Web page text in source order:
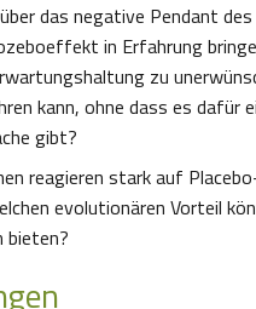
das negative Pendant
in Erfahrung
zu
kann, ohne dass es dafür
gibt?
reagieren stark auf
evolutionären Vorteil
bieten?